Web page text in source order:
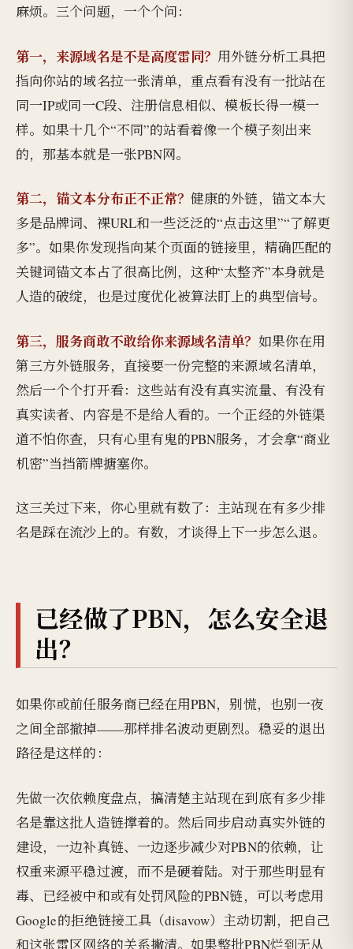
麻烦。三个问题，一个个问：
第一，来源域名是不是高度雷同？ 用外链分析工具把
指向你站的域名拉一张清单，重点看有没有一批站在
同一IP或同一C段、注册信息相似、模板长得一模一
样。如果十几个“不同”的站看着像一个模子刻出来
的，那基本就是一张PBN网。
第二，锚文本分布正不正常？健康的外链，锚文本大
多是品牌词、裸URL和一些泛泛的“点击这里”“了解更
多”。如果你发现指向某个页面的链接里，精确匹配的
关键词锚文本占了很高比例，这种“太整齐”本身就是
人造的破绽，也是过度优化被算法盯上的典型信号。
第三，服务商敢不敢给你来源域名清单？ 如果你在用
第三方外链服务，直接要一份完整的来源域名清单，
然后一个个打开看：这些站有没有真实流量、有没有
真实读者、内容是不是给人看的。一个正经的外链渠
道不怕你查，只有心里有鬼的PBN服务，才会拿“商业
机密”当挡箭牌搪塞你。
这三关过下来，你心里就有数了：主站现在有多少排
名是踩在流沙上的。有数，才谈得上下一步怎么退。
已经做了PBN，怎么安全退
出？
如果你或前任服务商已经在用PBN，别慌，也别一夜
之间全部撤掉——那样排名波动更剧烈。稳妥的退出
路径是这样的：
先做一次依赖度盘点，搞清楚主站现在到底有多少排
名是靠这批人造链撑着的。然后同步启动真实外链的
建设，一边补真链、一边逐步减少对PBN的依赖，让
权重来源平稳过渡，而不是硬着陆。对于那些明显有
毒、已经被中和或有处罚风险的PBN链，可以考虑用
Google的拒绝链接工具（disavow）主动切割，把自己
和这张雷区网络的关系撇清。如果整批PBN烂到无从